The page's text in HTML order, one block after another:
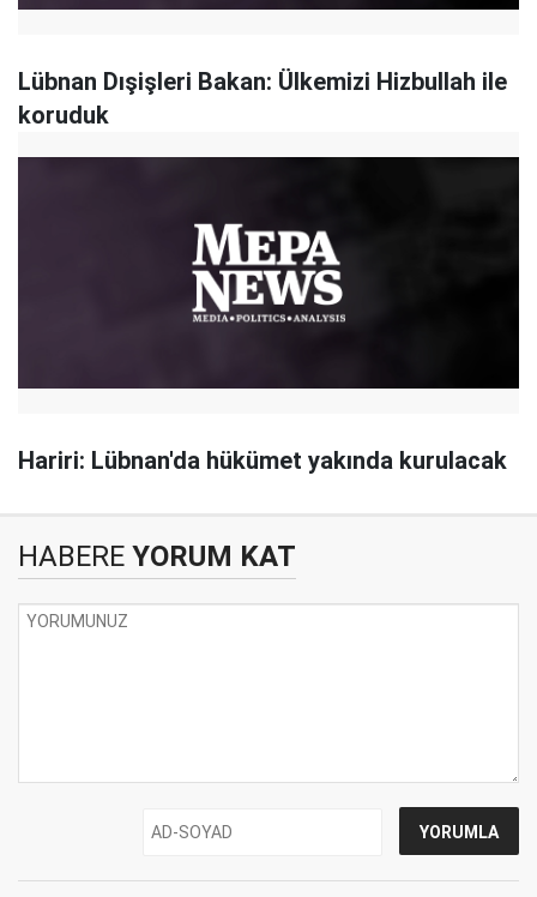
Lübnan Dışişleri Bakan: Ülkemizi Hizbullah ile
koruduk
Hariri: Lübnan'da hükümet yakında kurulacak
HABERE YORUM KAT